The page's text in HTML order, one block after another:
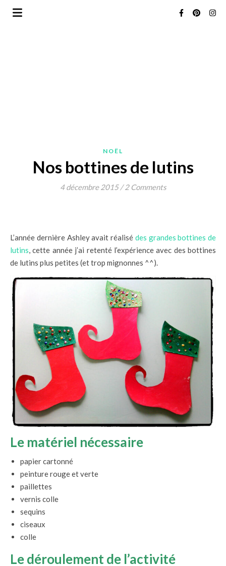
NOËL
Nos bottines de lutins
4 décembre 2015 / 2 Comments
L’année dernière Ashley avait réalisé des grandes bottines de
lutins, cette année j’ai retenté l’expérience avec des bottines
de lutins plus petites (et trop mignonnes ^^).
Le matériel nécessaire
papier cartonné
peinture rouge et verte
paillettes
vernis colle
sequins
ciseaux
colle
Le déroulement de l’activité